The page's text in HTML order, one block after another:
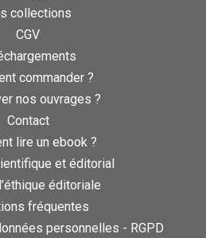
collections
CGV
commander ?
nos ouvrages ?
Contact
lire un ebook ?
et éditorial
éditoriale
fréquentes
personnelles - RGPD